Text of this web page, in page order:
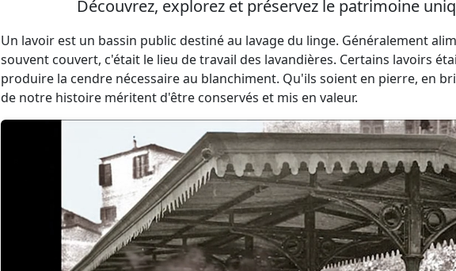
Découvrez, explorez et préservez le patrimoine
Un lavoir est un bassin public destiné au lavage du linge. Généralement
souvent couvert, c'était le lieu de travail des lavandières. Certains lavoirs
produire la cendre nécessaire au blanchiment. Qu'ils soient en pierre, en
de notre histoire méritent d'être conservés et mis en valeur.